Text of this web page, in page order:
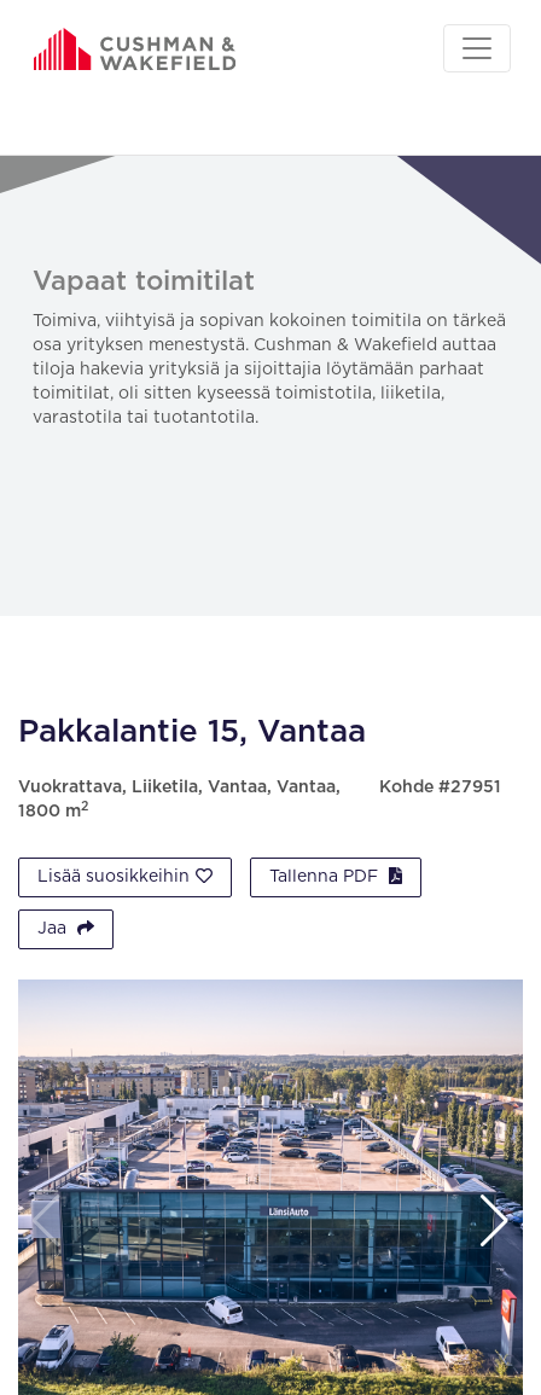
Vapaat toimitilat
Toimiva, viihtyisä ja sopivan kokoinen toimitila on tärkeä
osa yrityksen menestystä. Cushman & Wakefield auttaa
tiloja hakevia yrityksiä ja sijoittajia löytämään parhaat
toimitilat, oli sitten kyseessä toimistotila, liiketila,
varastotila tai tuotantotila.
Pakkalantie 15, Vantaa
Vuokrattava, Liiketila, Vantaa, Vantaa,
1800 m2
Kohde #27951
Lisää suosikkeihin Tallenna PDF
Jaa